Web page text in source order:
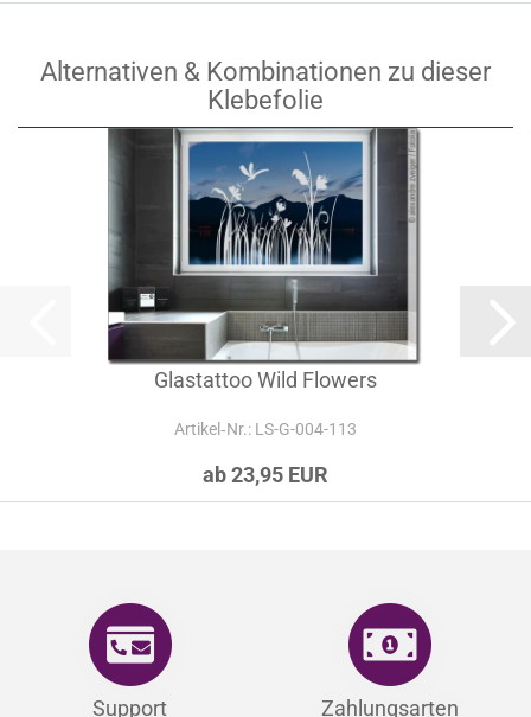
Alternativen & Kombinationen zu dieser
Klebefolie
Glastattoo Wild Flowers
Artikel‑Nr.: LS-G-004-113
ab 23,95 EUR
Support Zahlungsarten